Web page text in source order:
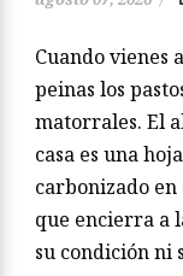
El fuego
agosto 07, 2026
Cuando vienes
peinas los
matorrales. El
casa es una